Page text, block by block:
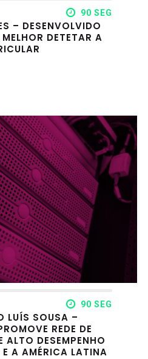
90 SEG
– DESENVOLVIDO
DETETAR A
90 SEG
LUÍS SOUSA –
REDE DE
DESEMPENHO
A AMÉRICA LATINA